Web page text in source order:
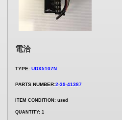
電洽
TYPE: UDX5107N
PARTS NUMBER:2-39-41387
ITEM CONDITION: used
QUANTITY: 1